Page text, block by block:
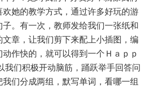
欢她的教学方式，通过许多好玩的游
子。有一次，教师发给我们一张纸和
章，让我们剪下来配上小插图，编
作快的，就可以得到一个Ｈａｐｐ
我们积极开动脑筋，踊跃举手回答问
们分成两组，默写单词，看哪一组